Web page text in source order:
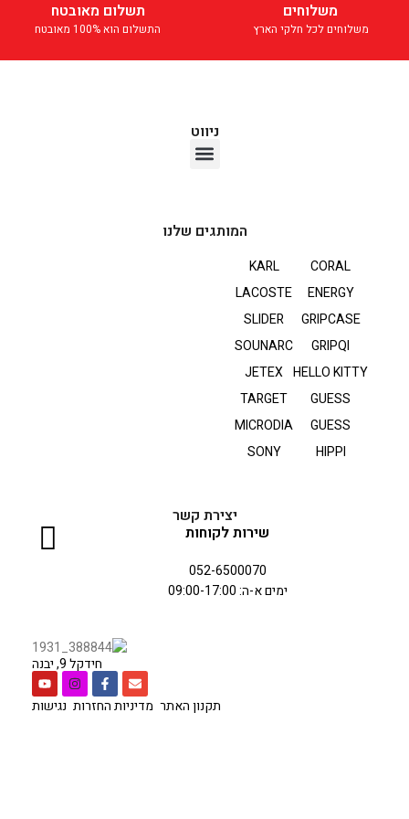
משלוחים
משלוחים לכל חלקי הארץ
תשלום מאובטח
התשלום הוא 100% מאובטח
ניווט
המותגים שלנו
CORAL
ENERGY
GRIPCASE
GRIPQI
HELLO KITTY
GUESS
GUESS
HIPPI
KARL
LACOSTE
SLIDER
SOUNARC
JETEX
TARGET
MICRODIA
SONY
יצירת קשר
שירות לקוחות
052-6500070
ימים א-ה: 09:00-17:00
חידקל 9, יבנה
תקנון האתר מדיניות החזרות נגישות